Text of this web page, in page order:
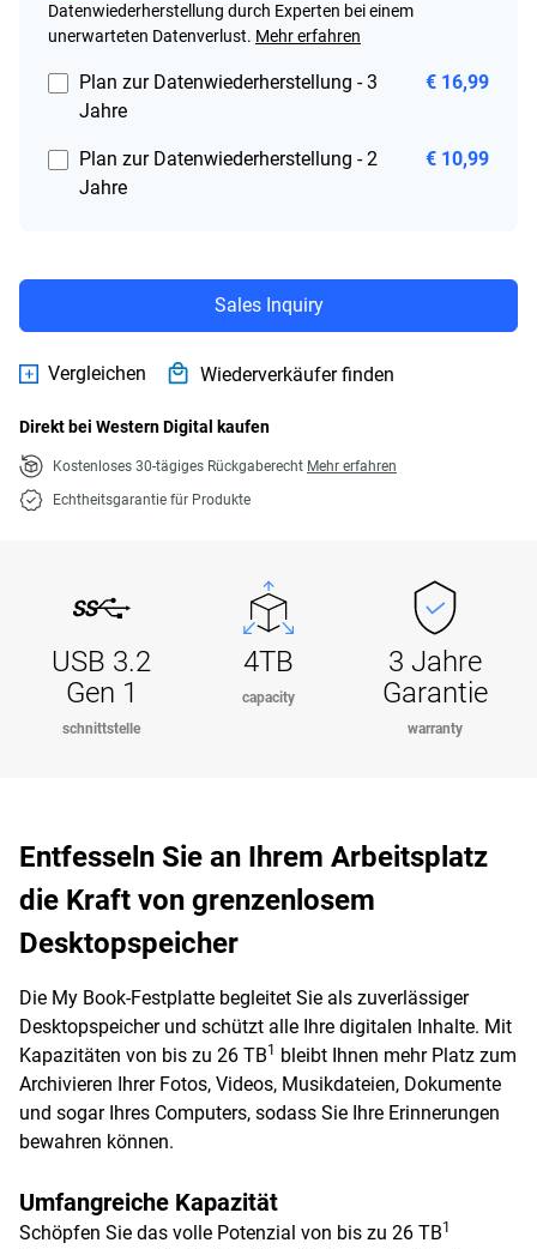
Datenwiederherstellung durch Experten bei einem
unerwarteten Datenverlust. Mehr erfahren
Plan zur Datenwiederherstellung - 3
Jahre
€ 16,99
Plan zur Datenwiederherstellung - 2
Jahre
€ 10,99
Sales Inquiry
Vergleichen Wiederverkäufer finden
Direkt bei Western Digital kaufen
Kostenloses 30-tägiges Rückgaberecht Mehr erfahren
Echtheitsgarantie für Produkte
USB 3.2
Gen 1
schnittstelle
4TB
capacity
3 Jahre
Garantie
warranty
Entfesseln Sie an Ihrem Arbeitsplatz
die Kraft von grenzenlosem
Desktopspeicher
Die My Book-Festplatte begleitet Sie als zuverlässiger
Desktopspeicher und schützt alle Ihre digitalen Inhalte. Mit
Kapazitäten von bis zu 26 TB1
bleibt Ihnen mehr Platz zum
Archivieren Ihrer Fotos, Videos, Musikdateien, Dokumente
und sogar Ihres Computers, sodass Sie Ihre Erinnerungen
bewahren können.
Umfangreiche Kapazität
Schöpfen Sie das volle Potenzial von bis zu 26 TB1